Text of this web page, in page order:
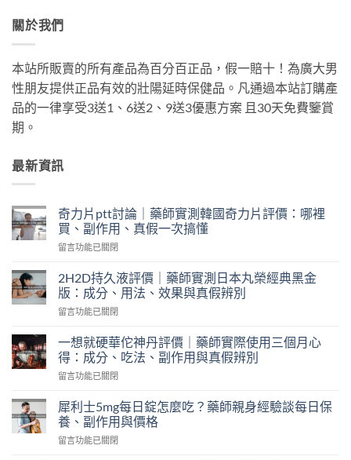
關於我們
本站所販賣的所有產品為百分百正品，假一賠十！為廣大男
性朋友提供正品有效的壯陽延時保健品。凡通過本站訂購產
品的一律享受3送1、6送2、9送3優惠方案 且30天免費鑒賞
期。
最新資訊
奇力片ptt討論｜藥師實測韓國奇力片評價：哪裡
買、副作用、真假一次搞懂
在
力
片
ptt
討
｜
藥
師
實
韓
國
力
留言功能已關閉
2H2D持久液評價｜藥師實測日本丸榮經典黑金
版：成分、用法、效果與真假辨別
在
久
液
評
｜
藥
師
實
留言功能已關閉
一想就硬華佗神丹評價｜藥師實際使用三個月心
得：成分、吃法、副作用與真假辨別
在
想
就
硬
華
留言功能已關閉
犀利士5mg每日錠怎麼吃？藥師親身經驗談每日保
養、副作用與價格
在
留言功能已關閉